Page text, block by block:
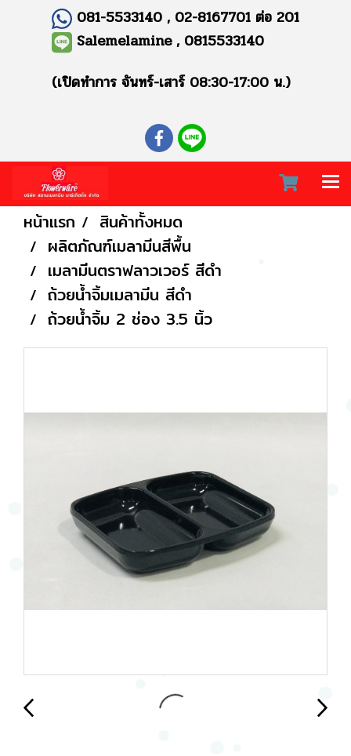
081-5533140 , 02-8167701 ต่อ 201
Salemelamine , 0815533140
(เปิดทำการ จันทร์-เสาร์ 08:30-17:00 น.)
หน้าแรก
สินค้าทั้งหมด
ผลิตภัณฑ์เมลามีนสีพื้น
เมลามีนตราฟลาวเวอร์ สีดำ
ถ้วยน้ำจิ้มเมลามีน สีดำ
ถ้วยน้ำจิ้ม 2 ช่อง 3.5 นิ้ว